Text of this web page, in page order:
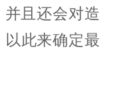
且还会对造
此来确定最